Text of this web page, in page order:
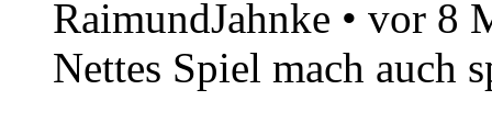
RaimundJahnke • vor 8
Nettes Spiel mach auch